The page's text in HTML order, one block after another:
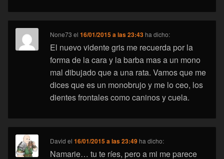
None73 el16/01/2015 a las 23:43 ha dicho:
El nuevo vidente gris me recuerda por la
forma de la cara y la barba mas a un mono
mal dibujado que a una rata. Vamos que me
dices que es un monobrujo y me lo ceo, los
dientes frontales como caninos y cuela.
David el16/01/2015 a las 23:49 ha dicho:
Namarie… tu te ríes, pero a mi me parece